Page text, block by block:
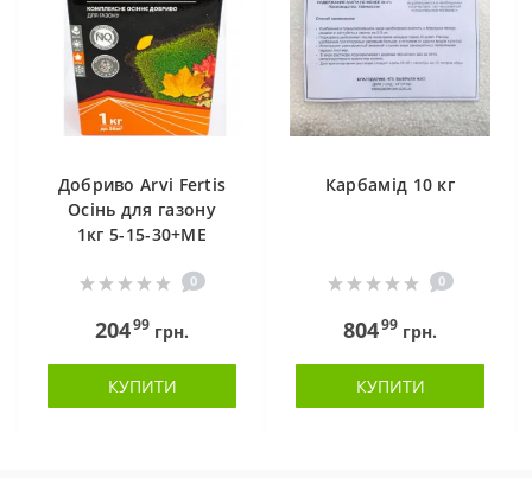
Добриво Arvi Fertis
Осінь для газону
1кг 5-15-30+МЕ
0
20499 грн.
КУПИТИ
Карбамід 10 кг
0
80499 грн.
КУПИТИ